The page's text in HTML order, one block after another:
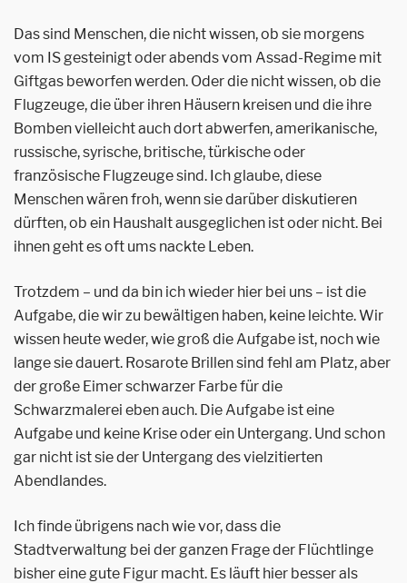
Das sind Menschen, die nicht wissen, ob sie morgens
vom IS gesteinigt oder abends vom Assad-Regime mit
Giftgas beworfen werden. Oder die nicht wissen, ob die
Flugzeuge, die über ihren Häusern kreisen und die ihre
Bomben vielleicht auch dort abwerfen, amerikanische,
russische, syrische, britische, türkische oder
französische Flugzeuge sind. Ich glaube, diese
Menschen wären froh, wenn sie darüber diskutieren
dürften, ob ein Haushalt ausgeglichen ist oder nicht. Bei
ihnen geht es oft ums nackte Leben.
Trotzdem – und da bin ich wieder hier bei uns – ist die
Aufgabe, die wir zu bewältigen haben, keine leichte. Wir
wissen heute weder, wie groß die Aufgabe ist, noch wie
lange sie dauert. Rosarote Brillen sind fehl am Platz, aber
der große Eimer schwarzer Farbe für die
Schwarzmalerei eben auch. Die Aufgabe ist eine
Aufgabe und keine Krise oder ein Untergang. Und schon
gar nicht ist sie der Untergang des vielzitierten
Abendlandes.
Ich finde übrigens nach wie vor, dass die
Stadtverwaltung bei der ganzen Frage der Flüchtlinge
bisher eine gute Figur macht. Es läuft hier besser als